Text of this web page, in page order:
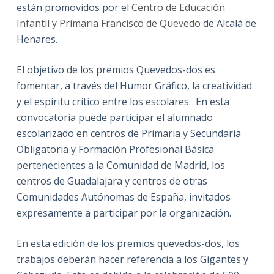
están promovidos por el Centro de Educación
Infantil y Primaria Francisco de Quevedo de Alcalá de
Henares.
El objetivo de los premios Quevedos-dos es
fomentar, a través del Humor Gráfico, la creatividad
y el espíritu crítico entre los escolares. En esta
convocatoria puede participar el alumnado
escolarizado en centros de Primaria y Secundaria
Obligatoria y Formación Profesional Básica
pertenecientes a la Comunidad de Madrid, los
centros de Guadalajara y centros de otras
Comunidades Autónomas de España, invitados
expresamente a participar por la organización.
En esta edición de los premios quevedos-dos, los
trabajos deberán hacer referencia a los Gigantes y